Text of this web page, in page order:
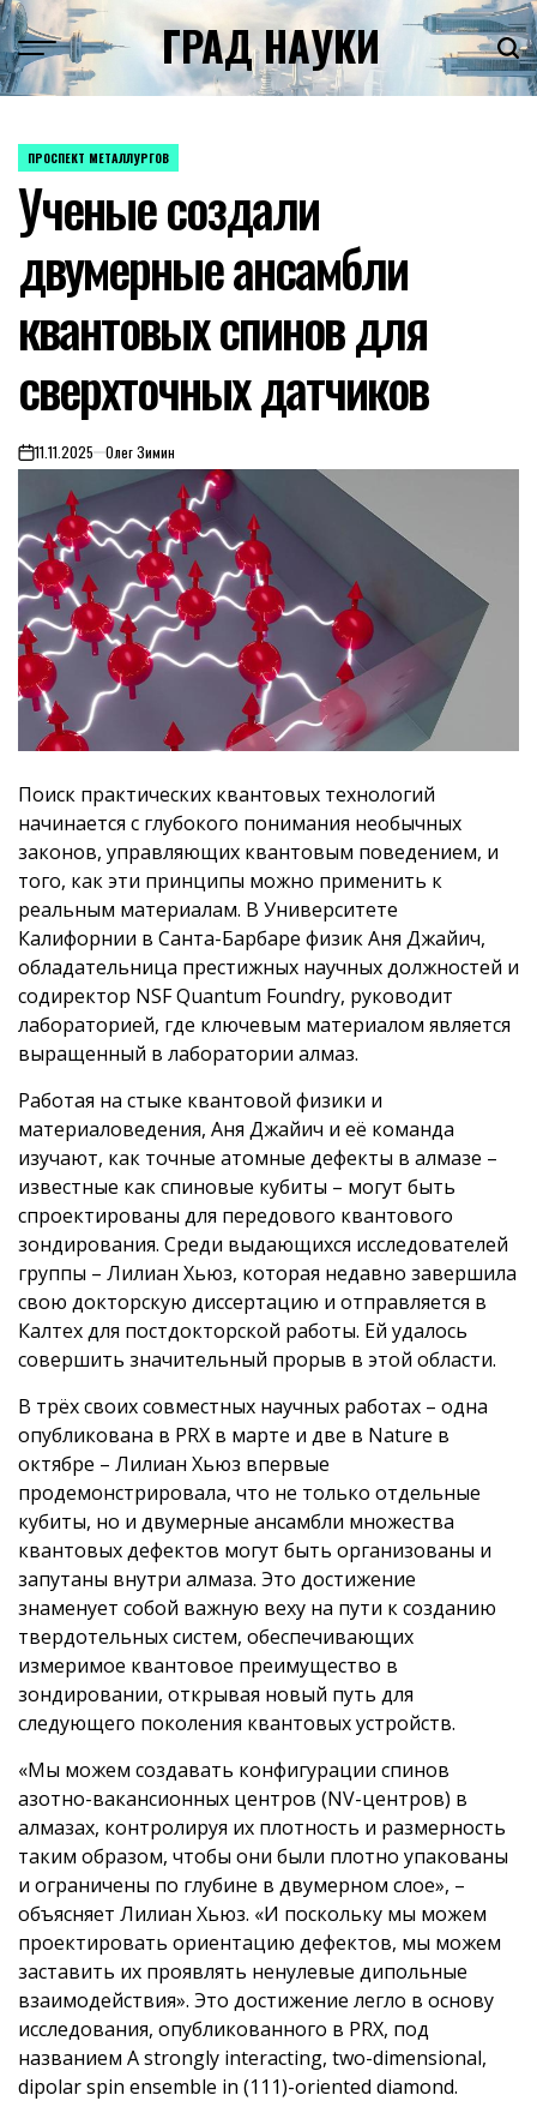
Skip
to
content
ГРАД НАУКИ
POSTED
ПРОСПЕКТ МЕТАЛЛУРГОВ
Ученые создали
двумерные ансамбли
квантовых спинов для
сверхточных датчиков
on11.11.2025 Олег Зимин
Поиск практических квантовых технологий
начинается с глубокого понимания необычных
законов, управляющих квантовым поведением, и
того, как эти принципы можно применить к
реальным материалам. В Университете
Калифорнии в Санта-Барбаре физик Аня Джайич,
обладательница престижных научных должностей и
содиректор NSF Quantum Foundry, руководит
лабораторией, где ключевым материалом является
выращенный в лаборатории алмаз.
Работая на стыке квантовой физики и
материаловедения, Аня Джайич и её команда
изучают, как точные атомные дефекты в алмазе –
известные как спиновые кубиты – могут быть
спроектированы для передового квантового
зондирования. Среди выдающихся исследователей
группы – Лилиан Хьюз, которая недавно завершила
свою докторскую диссертацию и отправляется в
Калтех для постдокторской работы. Ей удалось
совершить значительный прорыв в этой области.
В трёх своих совместных научных работах – одна
опубликована в PRX в марте и две в Nature в
октябре – Лилиан Хьюз впервые
продемонстрировала, что не только отдельные
кубиты, но и двумерные ансамбли множества
квантовых дефектов могут быть организованы и
запутаны внутри алмаза. Это достижение
знаменует собой важную веху на пути к созданию
твердотельных систем, обеспечивающих
измеримое квантовое преимущество в
зондировании, открывая новый путь для
следующего поколения квантовых устройств.
«Мы можем создавать конфигурации спинов
азотно-вакансионных центров (NV-центров) в
алмазах, контролируя их плотность и размерность
таким образом, чтобы они были плотно упакованы
и ограничены по глубине в двумерном слое», –
объясняет Лилиан Хьюз. «И поскольку мы можем
проектировать ориентацию дефектов, мы можем
заставить их проявлять ненулевые дипольные
взаимодействия». Это достижение легло в основу
исследования, опубликованного в PRX, под
названием A strongly interacting, two-dimensional,
dipolar spin ensemble in (111)-oriented diamond.